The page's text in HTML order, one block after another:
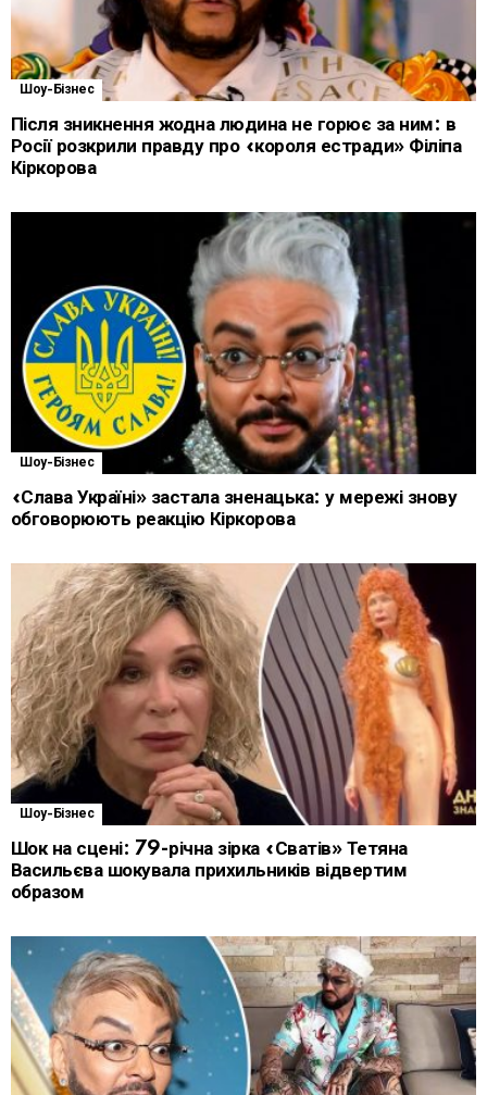
Шоу-Бізнес
Після зникнення жодна людина не горює за ним: в
Росії розкрили правду про «короля естради» Філіпа
Кіркорова
Шоу-Бізнес
«Слава Україні» застала зненацька: у мережі знову
обговорюють реакцію Кіркорова
Шоу-Бізнес
Шок на сцені: 79-річна зірка «Сватів» Тетяна
Васильєва шокувала прихильників відвертим
образом